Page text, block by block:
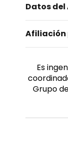
Datos
Afiliación
Es
Grupo